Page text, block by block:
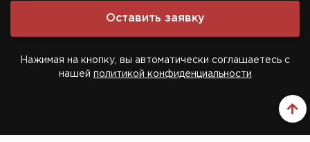
Нажимая на кнопку, вы автоматически соглашаетесь с
нашей политикой конфиденциальности